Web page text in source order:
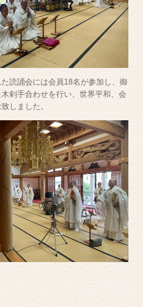
読誦会には会員18名が参加し、御
剣手合わせを行い、世界平和、会
しました。